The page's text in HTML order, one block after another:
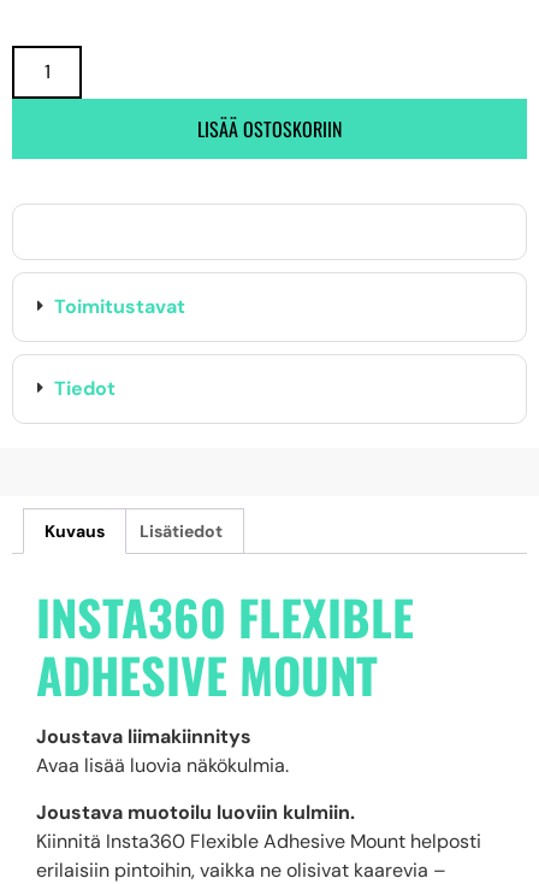
LISÄÄ OSTOSKORIIN
Toimitustavat
Tiedot
Kuvaus Lisätiedot
INSTA360 FLEXIBLE
ADHESIVE MOUNT
Joustava liimakiinnitys
Avaa lisää luovia näkökulmia.
Joustava muotoilu luoviin kulmiin.
Kiinnitä Insta360 Flexible Adhesive Mount helposti
erilaisiin pintoihin, vaikka ne olisivat kaarevia –